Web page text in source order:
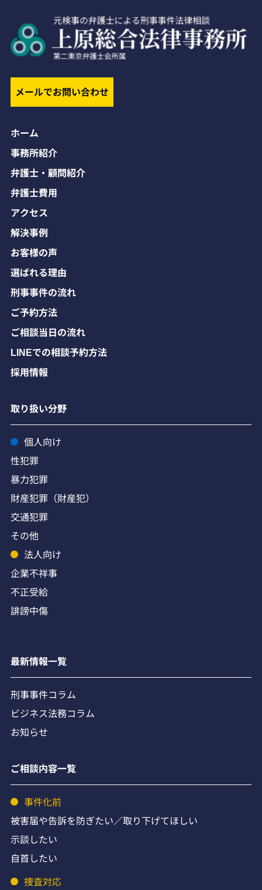
メールでお問い合わせ
ホーム
事務所紹介
弁護士・顧問紹介
弁護士費用
アクセス
解決事例
お客様の声
選ばれる理由
刑事事件の流れ
ご予約方法
ご相談当日の流れ
LINEでの相談予約方法
採用情報
取り扱い分野
個人向け
性犯罪
暴力犯罪
財産犯罪（財産犯）
交通犯罪
その他
法人向け
企業不祥事
不正受給
誹謗中傷
最新情報一覧
刑事事件コラム
ビジネス法務コラム
お知らせ
ご相談内容一覧
事件化前
被害届や告訴を防ぎたい／取り下げてほしい
示談したい
自首したい
捜査対応